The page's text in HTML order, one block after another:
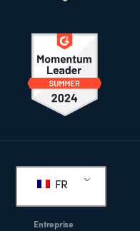
de
page
FR
Entreprise